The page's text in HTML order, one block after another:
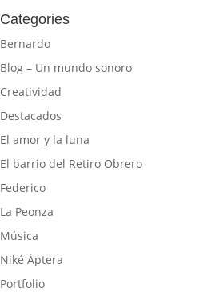
Categories
Bernardo
Blog – Un mundo sonoro
Creatividad
Destacados
El amor y la luna
El barrio del Retiro Obrero
Federico
La Peonza
Música
Niké Áptera
Portfolio